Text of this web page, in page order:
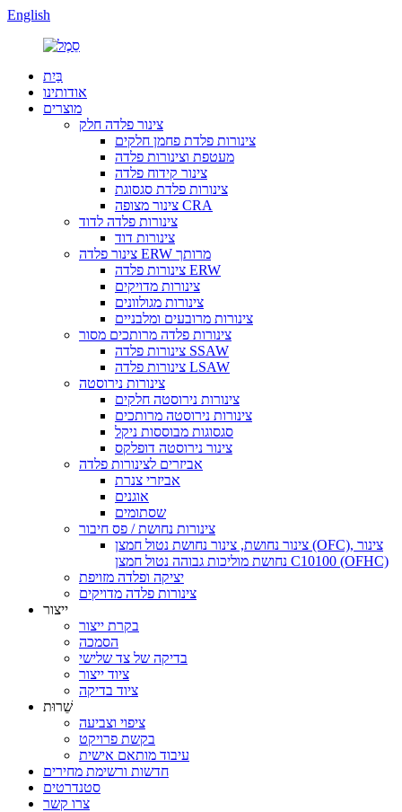
English
בַּיִת
אודותינו
מוצרים
צינור פלדה חלק
צינורות פלדת פחמן חלקים
מעטפת וצינורות פלדה
צינור קידוח פלדה
צינורות פלדת סגסוגת
צינור מצופה CRA
צינורות פלדה לדוד
צינורות דוד
צינור פלדה ERW מרותך
צינורות פלדה ERW
צינורות מדויקים
צינורות מגולוונים
צינורות מרובעים ומלבניים
צינורות פלדה מרותכים מסור
צינורות פלדה SSAW
צינורות פלדה LSAW
צינורות נירוסטה
צינורות נירוסטה חלקים
צינורות נירוסטה מרותכים
סגסוגות מבוססות ניקל
צינור נירוסטה דופלקס
אביזרים לצינורות פלדה
אביזרי צנרת
אוגנים
שסתומים
צינורות נחושת / פס חיבור
צינור נחושת, צינור נחושת נטול חמצן (OFC), צינור
נחושת מוליכות גבוהה נטול חמצן C10100 (OFHC)
יציקה ופלדה מזויפת
צינורות פלדה מדויקים
ייצור
בקרת ייצור
הסמכה
בדיקה של צד שלישי
ציוד ייצור
ציוד בדיקה
שֵׁרוּת
ציפוי וצביעה
בקשת פרויקט
עיבוד מותאם אישית
חדשות ורשימת מחירים
סטנדרטים
צרו קשר